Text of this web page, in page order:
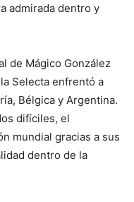
admirada dentro y
de Mágico González
Selecta enfrentó a
Bélgica y Argentina.
difíciles, el
mundial gracias a sus
dentro de la